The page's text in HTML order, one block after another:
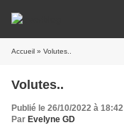
Accueil » Volutes..
Volutes..
Publié le 26/10/2022 à 18:42
Par Evelyne GD